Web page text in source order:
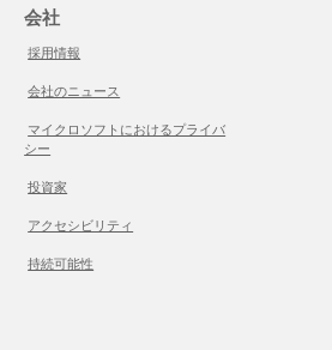
会社
採用情報
会社のニュース
マイクロソフトにおけるプライバ
シー
投資家
アクセシビリティ
持続可能性